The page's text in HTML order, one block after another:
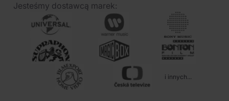
Jesteśmy dostawcą marek:
i innych...